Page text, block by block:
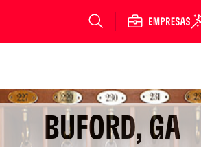
BUFORD, GA